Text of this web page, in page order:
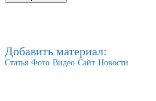
Добавить материал:
Статья Фото Видео Сайт Новости